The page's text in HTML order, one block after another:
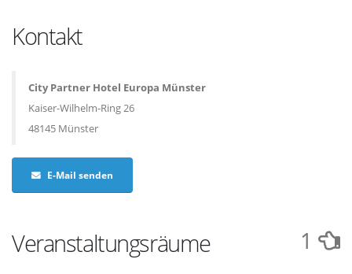
Kontakt
City Partner Hotel Europa Münster
Kaiser-Wilhelm-Ring 26
48145 Münster
E-Mail senden
Veranstaltungsräume 1